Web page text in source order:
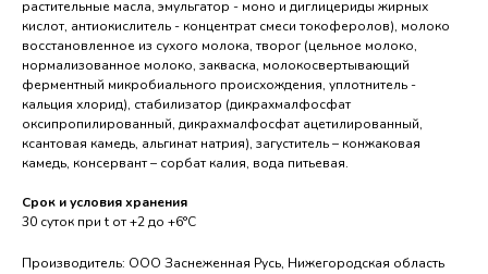
растительные масла, эмульгатор - моно и диглицериды жирных
кислот, антиокислитель - концентрат смеси токоферолов), молоко
восстановленное из сухого молока, творог (цельное молоко,
нормализованное молоко, закваска, молокосвертывающий
ферментный микробиального происхождения, уплотнитель -
кальция хлорид), стабилизатор (дикрахмалфосфат
оксипропилированный, дикрахмалфосфат ацетилированный,
ксантовая камедь, альгинат натрия), загуститель – конжаковая
камедь, консервант – сорбат калия, вода питьевая.
Срок и условия хранения
30 суток при t от +2 до +6°С
Производитель: ООО Заснеженная Русь, Нижегородская область